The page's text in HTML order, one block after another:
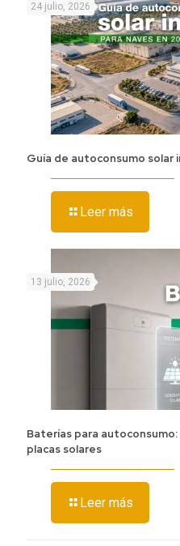
24 julio, 2026
Guía de autoconsumo solar
Leer más
13 julio, 2026
Baterías para
placas solares
Leer más